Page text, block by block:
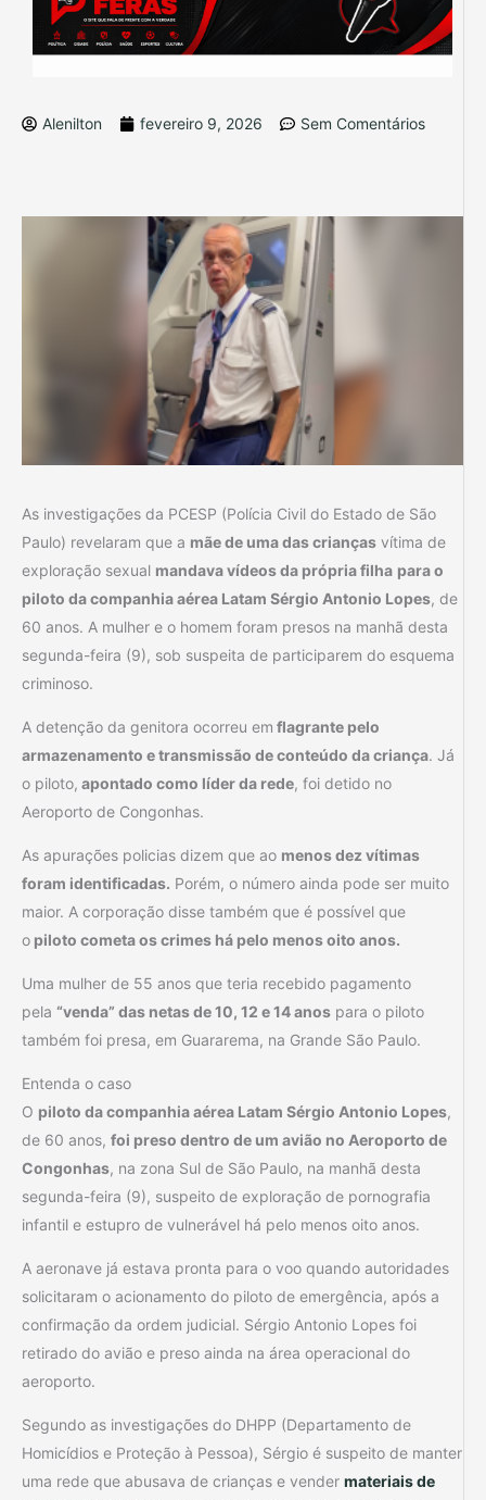
Alenilton fevereiro 9, 2026 Sem Comentários
As investigações da PCESP (Polícia Civil do Estado de São
Paulo) revelaram que a mãe de uma das crianças vítima de
exploração sexual mandava vídeos da própria filha para o
piloto da companhia aérea Latam Sérgio Antonio Lopes, de
60 anos. A mulher e o homem foram presos na manhã desta
segunda-feira (9), sob suspeita de participarem do esquema
criminoso.
A detenção da genitora ocorreu em flagrante pelo
armazenamento e transmissão de conteúdo da criança. Já
o piloto, apontado como líder da rede, foi detido no
Aeroporto de Congonhas.
As apurações policias dizem que ao menos dez vítimas
foram identificadas. Porém, o número ainda pode ser muito
maior. A corporação disse também que é possível que
o piloto cometa os crimes há pelo menos oito anos.
Uma mulher de 55 anos que teria recebido pagamento
pela “venda” das netas de 10, 12 e 14 anos para o piloto
também foi presa, em Guararema, na Grande São Paulo.
Entenda o caso
O piloto da companhia aérea Latam Sérgio Antonio Lopes,
de 60 anos, foi preso dentro de um avião no Aeroporto de
Congonhas, na zona Sul de São Paulo, na manhã desta
segunda-feira (9), suspeito de exploração de pornografia
infantil e estupro de vulnerável há pelo menos oito anos.
A aeronave já estava pronta para o voo quando autoridades
solicitaram o acionamento do piloto de emergência, após a
confirmação da ordem judicial. Sérgio Antonio Lopes foi
retirado do avião e preso ainda na área operacional do
aeroporto.
Segundo as investigações do DHPP (Departamento de
Homicídios e Proteção à Pessoa), Sérgio é suspeito de manter
uma rede que abusava de crianças e vender materiais de